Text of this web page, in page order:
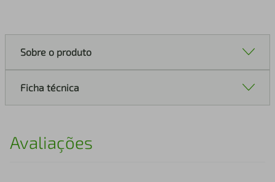
Sobre o produto
Ficha técnica
Avaliações